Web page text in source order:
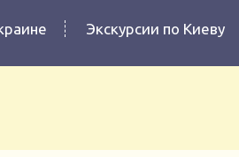
Экскурсии по Киеву